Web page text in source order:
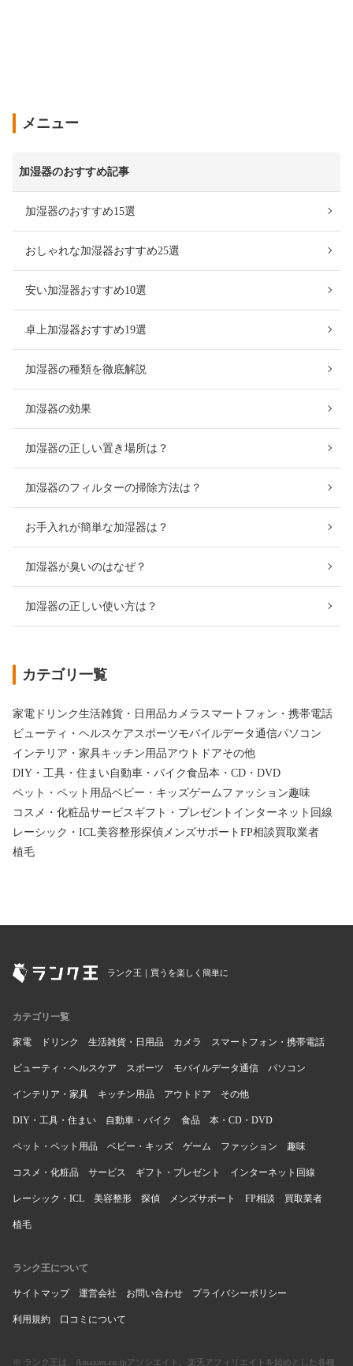
メニュー
加湿器のおすすめ記事
加湿器のおすすめ15選
おしゃれな加湿器おすすめ25選
安い加湿器おすすめ10選
卓上加湿器おすすめ19選
加湿器の種類を徹底解説
加湿器の効果
加湿器の正しい置き場所は？
加湿器のフィルターの掃除方法は？
お手入れが簡単な加湿器は？
加湿器が臭いのはなぜ？
加湿器の正しい使い方は？
カテゴリ一覧
家電 ドリンク生活雑貨・日用品カメラ スマートフォン・携帯電話
ビューティ・ヘルスケアスポーツモバイルデータ通信パソコン
インテリア・家具キッチン用品アウトドアその他
DIY・工具・住まい自動車・バイク食品本・CD・DVD
ペット・ペット用品ベビー・キッズゲームファッション趣味
コスメ・化粧品サービス ギフト・プレゼント インターネット回線
レーシック・ICL美容整形探偵メンズサポート FP相談買取業者
植毛
ランク王｜買うを楽しく簡単に
カテゴリ一覧
家電 ドリンク 生活雑貨・日用品 カメラ スマートフォン・携帯電話
ビューティ・ヘルスケア スポーツ モバイルデータ通信 パソコン
インテリア・家具 キッチン用品 アウトドア その他
DIY・工具・住まい 自動車・バイク 食品 本・CD・DVD
ペット・ペット用品 ベビー・キッズ ゲーム ファッション 趣味
コスメ・化粧品 サービス ギフト・プレゼント インターネット回線
レーシック・ICL 美容整形 探偵 メンズサポート FP相談 買取業者
植毛
ランク王について
サイトマップ 運営会社 お問い合わせ プライバシーポリシー
利用規約 口コミについて
※ ランク王は、Amazon.co.jpアソシエイト、楽天アフィリエイトを始めとした各種